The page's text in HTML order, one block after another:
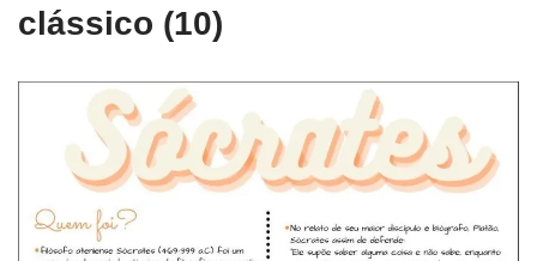
clássico (10)